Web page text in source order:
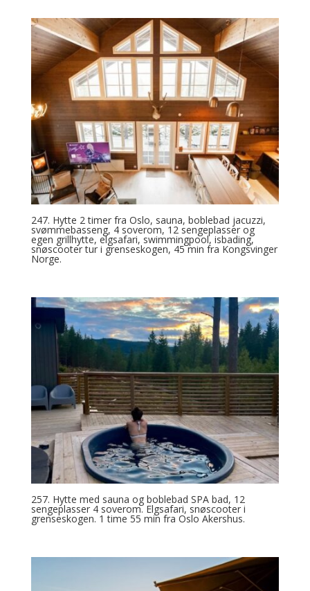
247. Hytte 2 timer fra Oslo, sauna, boblebad jacuzzi,
svømmebasseng, 4 soverom, 12 sengeplasser og
egen grillhytte, elgsafari, swimmingpool, isbading,
snøscooter tur i grenseskogen, 45 min fra Kongsvinger
Norge.
257. Hytte med sauna og boblebad SPA bad, 12
sengeplasser 4 soverom. Elgsafari, snøscooter i
grenseskogen. 1 time 55 min fra Oslo Akershus.